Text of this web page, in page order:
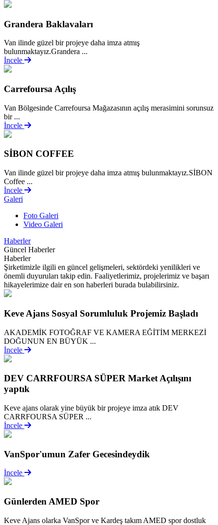
Grandera Baklavaları
Van ilinde güzel bir projeye daha imza atmış
bulunmaktayız.Grandera ...
İncele
Carrefoursa Açılış
Van Bölgesinde Carrefoursa Mağazasının açılış merasimini sorunsuz
bir ...
İncele
SİBON COFFEE
Van ilinde güzel bir projeye daha imza atmış bulunmaktayız.SİBON
Coffee ...
İncele
Galeri
Foto Galeri
Video Galeri
Haberler
Güncel Haberler
Haberler
Şirketimizle ilgili en güncel gelişmeleri, sektördeki yenilikleri ve
önemli duyuruları takip edin. Faaliyetlerimiz, projelerimiz ve başarı
hikayelerimize dair en son haberleri burada bulabilirsiniz.
Keve Ajans Sosyal Sorumluluk Projemiz Başladı
AKADEMİK FOTOĞRAF VE KAMERA EĞİTİM MERKEZİ
DOĞUNUN EN BÜYÜK ...
İncele
DEV CARRFOURSA SÜPER Market Açılışını
yaptık
Keve ajans olarak yine büyük bir projeye imza atık DEV
CARRFOURSA SÜPER ...
İncele
VanSpor'umun Zafer Gecesindeydik
İncele
Günlerden AMED Spor
Keve Ajans olarka VanSpor ve Kardeş takım AMED spor dostluk